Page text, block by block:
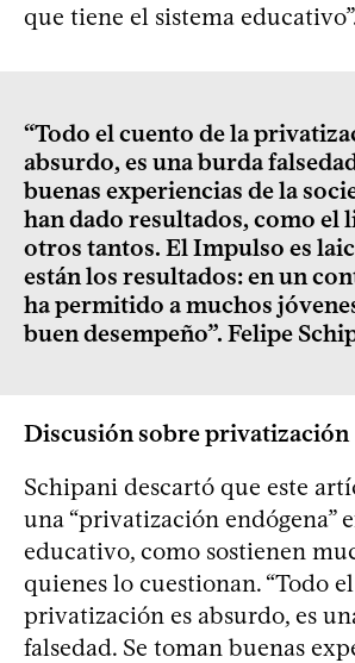
que tiene el sistema
“Todo el cuento de la
absurdo, es una burda
buenas experiencias de la
han dado resultados, como el
otros tantos. El Impulso es
están los resultados: en un
ha permitido a muchos
buen desempeño”. Felipe
Discusión sobre privatización
Schipani descartó que este
una “privatización endógena”
educativo, como sostienen
quienes lo cuestionan. “Todo
privatización es absurdo, es
falsedad. Se toman buenas